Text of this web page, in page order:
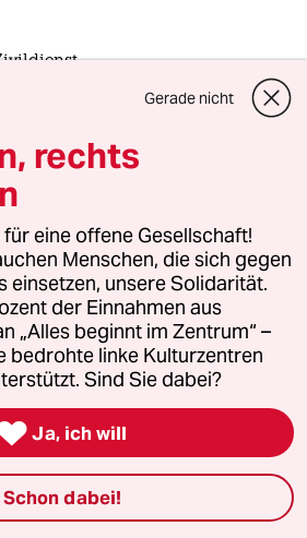
Schritt der
den Energiewende-Rollback?
mit 63
Populismus
Gerade nicht
rechts
eine offene Gesellschaft!
Menschen, die sich gegen
einsetzen, unsere Solidarität.
der Einnahmen aus
„Alles beginnt im Zentrum“ –
bedrohte linke Kulturzentren
Sind Sie dabei?
Ja, ich will
Schon dabei!